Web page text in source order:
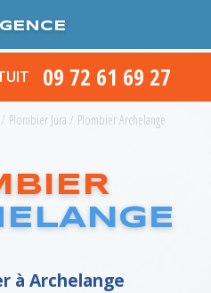
09 72 61 69 27
/ Plombier Jura / Plombier Archelange
à Archelange